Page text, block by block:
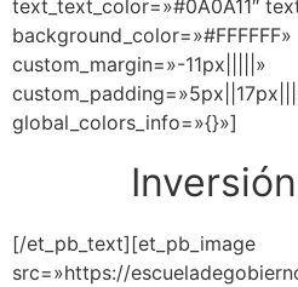
text_text_color=»#0A0A11″
background_color=»#FFFFFF»
custom_margin=»-11px|||||»
global_colors_info=»{}»]
[/et_pb_text][et_pb_image
src=»https://